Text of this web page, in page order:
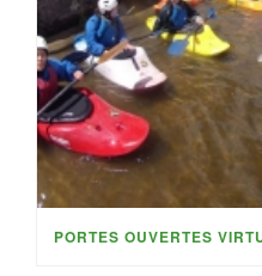
PORTES OUVERTES